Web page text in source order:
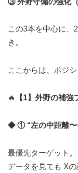
この3本を中心に、
き。
ここからは、ポジ
🔥 【1】外野の補強
◆ ① “左の中距離〜
最優先ターゲット。
データを見ても X